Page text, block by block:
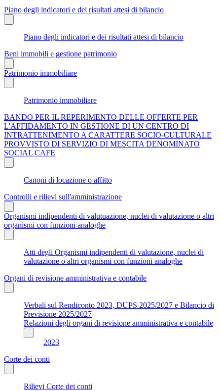
Piano degli indicatori e dei risultati attesi di bilancio
Piano degli indicatori e dei risultati attesi di bilancio
Beni immobili e gestione patrimonio
Patrimonio immobiliare
Patrimonio immobiliare
BANDO PER IL REPERIMENTO DELLE OFFERTE PER
L'AFFIDAMENTO IN GESTIONE DI UN CENTRO DI
INTRATTENIMENTO A CARATTERE SOCIO-CULTURALE
PROVVISTO DI SERVIZIO DI MESCITA DENOMINATO
SOCIAL CAFE
Canoni di locazione o affitto
Controlli e rilievi sull'amministrazione
Organismi indipendenti di valutuazione, nuclei di valutazione o altri
organismi con funzioni analoghe
Atti degli Organismi indipendenti di valutazione, nuclei di
valutazione o altri organismi con funzioni analoghe
Organi di revisione amministrativa e contabile
Verbali sul Rendiconto 2023, DUPS 2025/2027 e Bilancio di
Previsione 2025/2027
Relazioni degli organi di revisione amministrativa e contabile
2023
Corte dei conti
Rilievi Corte dei conti